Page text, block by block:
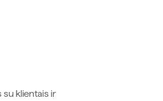
su klientais ir